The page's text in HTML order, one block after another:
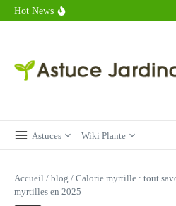
Aller au contenu
Hot News
Combien de calories dans un
Astuces Wiki Plante
Accueil / blog / Calorie myrtille : tout
myrtilles en 2025